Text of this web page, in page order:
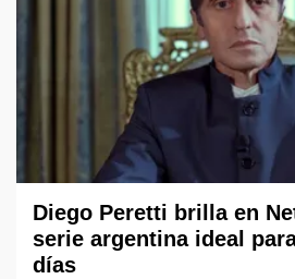
Diego Peretti brilla en
serie argentina ideal
días